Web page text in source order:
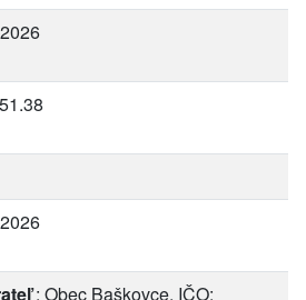
: Obec Baškovce, IČO: